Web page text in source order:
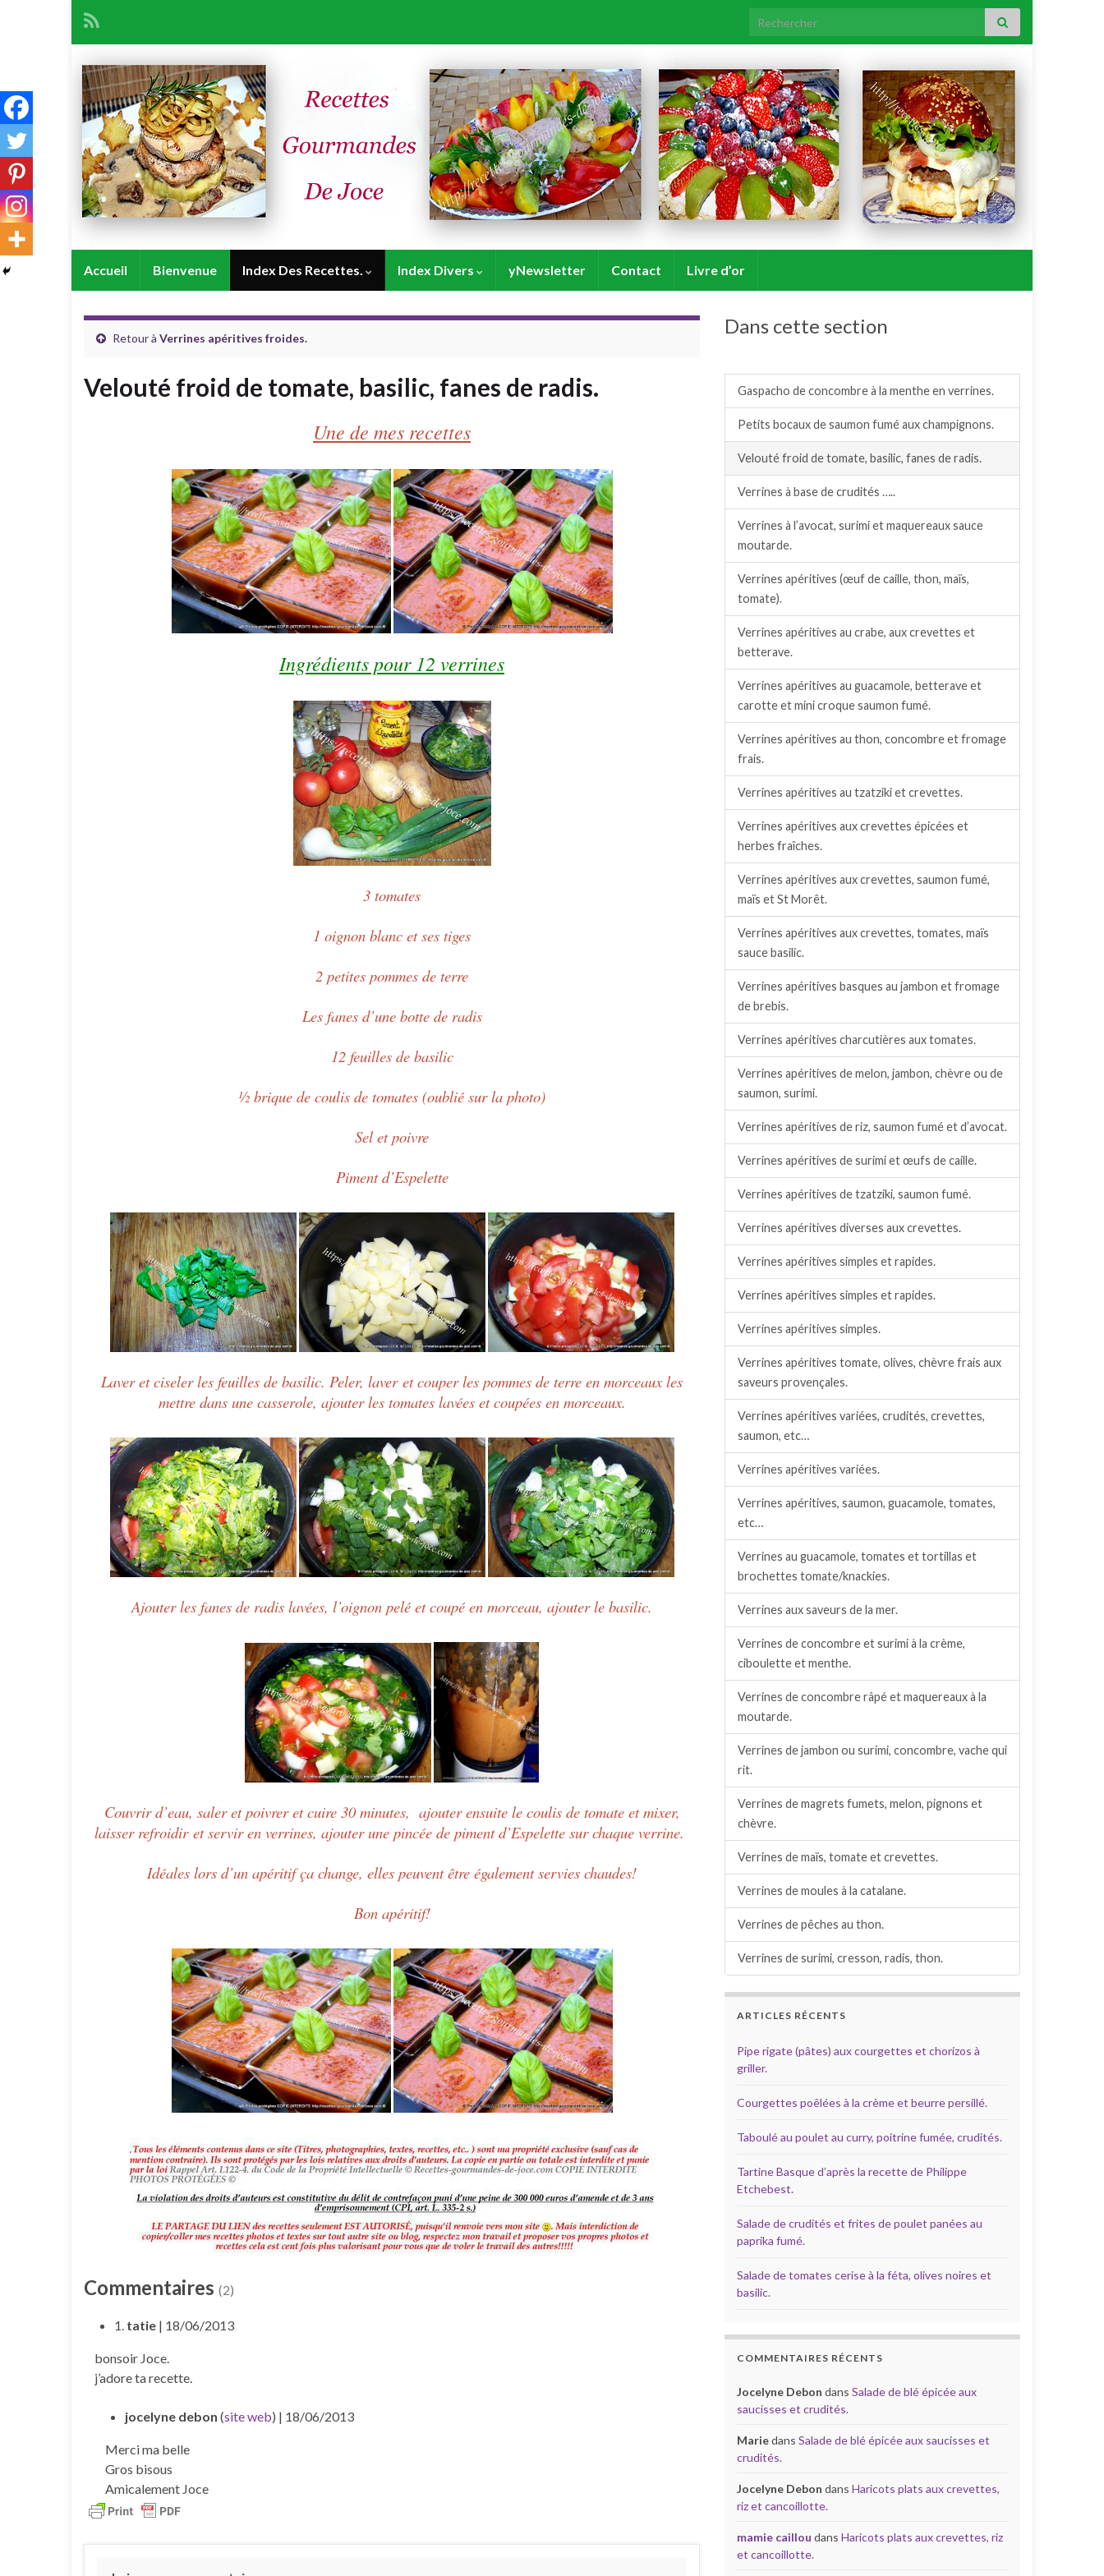
Search for:
Accueil Bienvenue Index Des Recettes. Index Divers yNewsletter Contact Livre d’or
Retour à Verrines apéritives froides.
Velouté froid de tomate, basilic, fanes de radis.
Une de mes recettes
Ingrédients pour 12 verrines
3 tomates
1 oignon blanc et ses tiges
2 petites pommes de terre
Les fanes d’une botte de radis
12 feuilles de basilic
½ brique de coulis de tomates (oublié sur la photo)
Sel et poivre
Piment d’Espelette
Laver et ciseler les feuilles de basilic. Peler, laver et couper les pommes de terre en morceaux les
mettre dans une casserole, ajouter les tomates lavées et coupées en morceaux.
Ajouter les fanes de radis lavées, l’oignon pelé et coupé en morceau, ajouter le basilic.
Couvrir d’eau, saler et poivrer et cuire 30 minutes, ajouter ensuite le coulis de tomate et mixer,
laisser refroidir et servir en verrines, ajouter une pincée de piment d’Espelette sur chaque verrine.
Idéales lors d’un apéritif ça change, elles peuvent être également servies chaudes!
Bon apéritif!
Commentaires (2)
1. tatie | 18/06/2013
bonsoir Joce.
j’adore ta recette.
jocelyne debon (site web) | 18/06/2013
Merci ma belle
Gros bisous
Amicalement Joce
Dans cette section
Gaspacho de concombre à la menthe en verrines.
Petits bocaux de saumon fumé aux champignons.
Velouté froid de tomate, basilic, fanes de radis.
Verrines à base de crudités …..
Verrines à l’avocat, surimi et maquereaux sauce
moutarde.
Verrines apéritives (œuf de caille, thon, maïs,
tomate).
Verrines apéritives au crabe, aux crevettes et
betterave.
Verrines apéritives au guacamole, betterave et
carotte et mini croque saumon fumé.
Verrines apéritives au thon, concombre et fromage
frais.
Verrines apéritives au tzatziki et crevettes.
Verrines apéritives aux crevettes épicées et
herbes fraîches.
Verrines apéritives aux crevettes, saumon fumé,
maïs et St Morêt.
Verrines apéritives aux crevettes, tomates, maïs
sauce basilic.
Verrines apéritives basques au jambon et fromage
de brebis.
Verrines apéritives charcutières aux tomates.
Verrines apéritives de melon, jambon, chèvre ou de
saumon, surimi.
Verrines apéritives de riz, saumon fumé et d’avocat.
Verrines apéritives de surimi et œufs de caille.
Verrines apéritives de tzatziki, saumon fumé.
Verrines apéritives diverses aux crevettes.
Verrines apéritives simples et rapides.
Verrines apéritives simples et rapides.
Verrines apéritives simples.
Verrines apéritives tomate, olives, chèvre frais aux
saveurs provençales.
Verrines apéritives variées, crudités, crevettes,
saumon, etc…
Verrines apéritives variées.
Verrines apéritives, saumon, guacamole, tomates,
etc…
Verrines au guacamole, tomates et tortillas et
brochettes tomate/knackies.
Verrines aux saveurs de la mer.
Verrines de concombre et surimi à la crème,
ciboulette et menthe.
Verrines de concombre râpé et maquereaux à la
moutarde.
Verrines de jambon ou surimi, concombre, vache qui
rit.
Verrines de magrets fumets, melon, pignons et
chèvre.
Verrines de maïs, tomate et crevettes.
Verrines de moules à la catalane.
Verrines de pêches au thon.
Verrines de surimi, cresson, radis, thon.
ARTICLES RÉCENTS
Pipe rigate (pâtes) aux courgettes et chorizos à
griller.
Courgettes poêlées à la crème et beurre persillé.
Taboulé au poulet au curry, poitrine fumée, crudités.
Tartine Basque d’après la recette de Philippe
Etchebest.
Salade de crudités et frites de poulet panées au
paprika fumé.
Salade de tomates cerise à la féta, olives noires et
basilic.
COMMENTAIRES RÉCENTS
Jocelyne Debon dans Salade de blé épicée aux
saucisses et crudités.
Mariedans Salade de blé épicée aux saucisses et
crudités.
Jocelyne Debon dans Haricots plats aux crevettes,
riz et cancoillotte.
mamie caillou dans Haricots plats aux crevettes, riz
et cancoillotte.